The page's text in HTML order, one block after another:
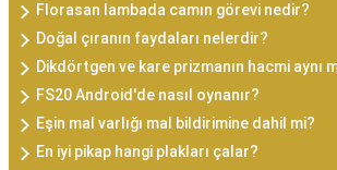
Florasan lambada camın görevi nedir?
Doğal çıranın faydaları nelerdir?
Dikdörtgen ve kare prizmanın hacmi aynı
FS20 Android'de nasıl oynanır?
Eşin mal varlığı mal bildirimine dahil mi?
En iyi pikap hangi plakları çalar?